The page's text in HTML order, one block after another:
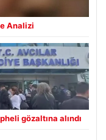
Analizi
gözaltına alındı